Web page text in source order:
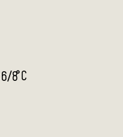
6/8°C